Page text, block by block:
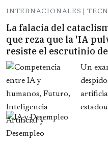
INTERNACIONALES |
La falacia del
que reza que la 'IA
resiste el escrutinio
Un